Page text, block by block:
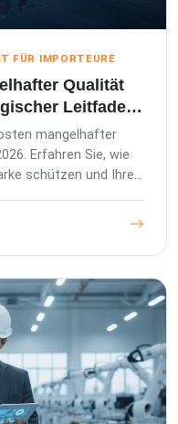
FÜR IMPORTEURE
Qualität
Leitfaden
mangelhafter
Erfahren Sie, wie
schützen und Ihre